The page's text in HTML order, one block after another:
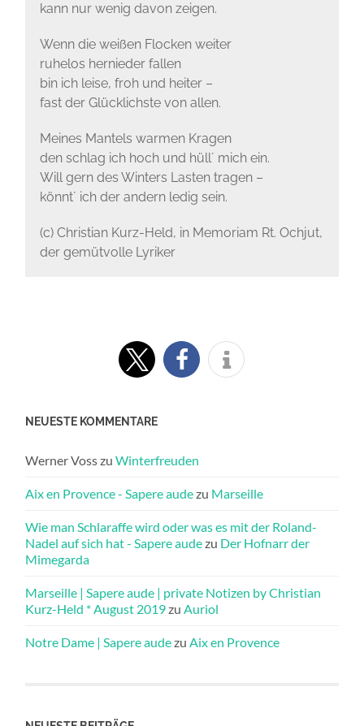
kann nur wenig davon zeigen.
Wenn die weißen Flocken weiter
ruhelos hernieder fallen
bin ich leise, froh und heiter –
fast der Glücklichste von allen.
Meines Mantels warmen Kragen
den schlag ich hoch und hüll´ mich ein.
Will gern des Winters Lasten tragen –
könnt´ ich der andern ledig sein.
(c) Christian Kurz-Held, in Memoriam Rt. Ochjut,
der gemütvolle Lyriker
NEUESTE KOMMENTARE
Werner VosszuWinterfreuden
Aix en Provence - Sapere audezu Marseille
Wie man Schlaraffe wird oder was es mit der Roland-
Nadel auf sich hat - Sapere audezu Der Hofnarr der
Mimegarda
Marseille | Sapere aude | private Notizen by Christian
Kurz-Held * August 2019zu Auriol
Notre Dame | Sapere audezu Aix en Provence